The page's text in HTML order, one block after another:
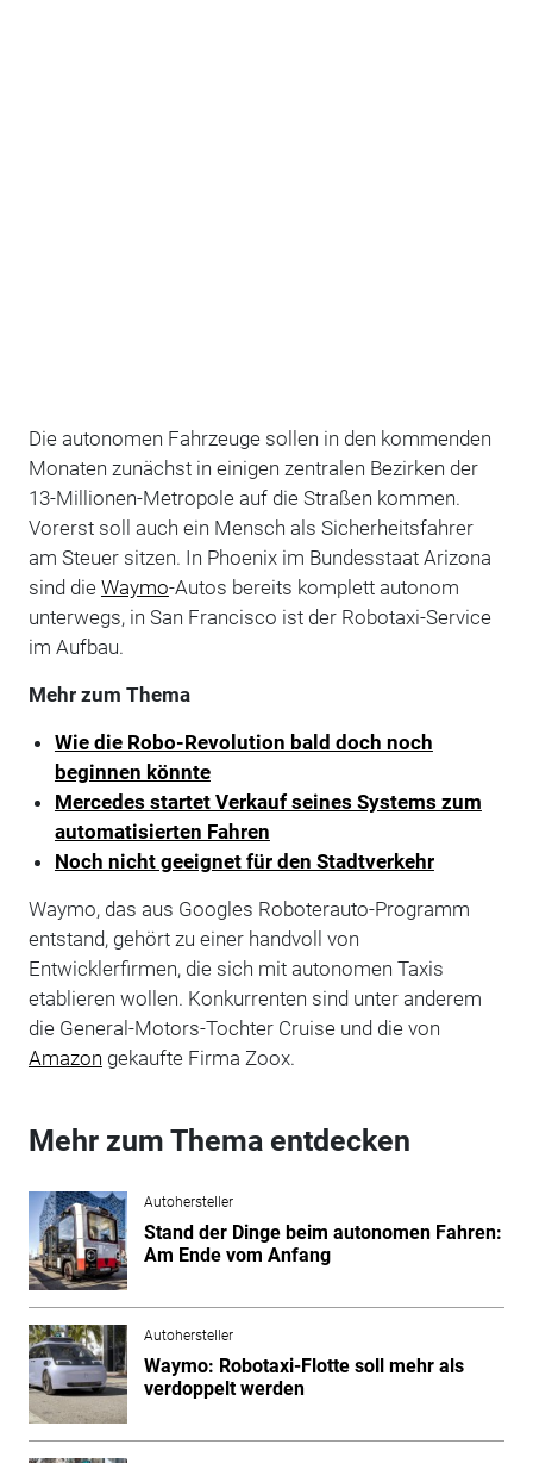
Die autonomen Fahrzeuge sollen in den kommenden
Monaten zunächst in einigen zentralen Bezirken der
13-Millionen-Metropole auf die Straßen kommen.
Vorerst soll auch ein Mensch als Sicherheitsfahrer
am Steuer sitzen. In Phoenix im Bundesstaat Arizona
sind die Waymo-Autos bereits komplett autonom
unterwegs, in San Francisco ist der Robotaxi-Service
im Aufbau.
Mehr zum Thema
Wie die Robo-Revolution bald doch noch
beginnen könnte
Mercedes startet Verkauf seines Systems zum
automatisierten Fahren
Noch nicht geeignet für den Stadtverkehr
Waymo, das aus Googles Roboterauto-Programm
entstand, gehört zu einer handvoll von
Entwicklerfirmen, die sich mit autonomen Taxis
etablieren wollen. Konkurrenten sind unter anderem
die General-Motors-Tochter Cruise und die von
Amazon gekaufte Firma Zoox.
Mehr zum Thema entdecken
Autohersteller
Stand der Dinge beim autonomen Fahren:
Am Ende vom Anfang
Autohersteller
Waymo: Robotaxi-Flotte soll mehr als
verdoppelt werden